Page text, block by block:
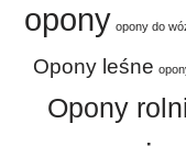
opony opony do
Opony leśne
Opony